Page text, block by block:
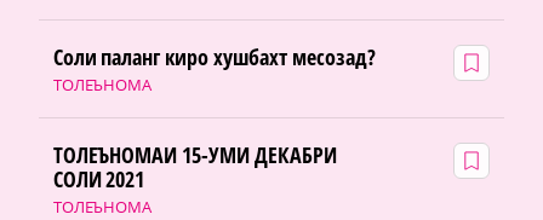
ТОЛЕЪНОМА
Соли паланг киро хушбахт месозад?
ТОЛЕЪНОМА
ТОЛЕЪНОМАИ 15-УМИ ДЕКАБРИ
СОЛИ 2021